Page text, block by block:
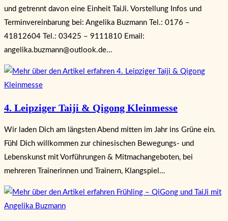
und getrennt davon eine Einheit TaiJi. Vorstellung Infos und
Terminvereinbarung bei: Angelika Buzmann Tel.: 0176 –
41812604 Tel.: 03425 – 9111810 Email:
angelika.buzmann@outlook.de…
4. Leipziger Taiji & Qigong Kleinmesse
Wir laden Dich am längsten Abend mitten im Jahr ins Grüne ein.
Fühl Dich willkommen zur chinesischen Bewegungs- und
Lebenskunst mit Vorführungen & Mitmachangeboten, bei
mehreren Trainerinnen und Trainern, Klangspiel…